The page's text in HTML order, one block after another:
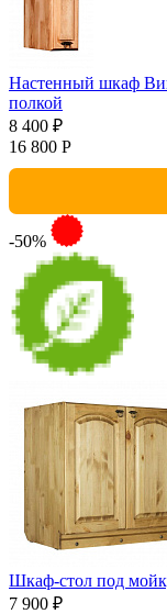
Настенный шкаф
полкой
8 400 ₽
16 800 Р
-50%
Шкаф-стол под
7 900 ₽